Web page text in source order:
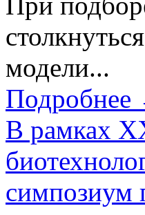
модели...
Подробнее
В рамках
симпозиум